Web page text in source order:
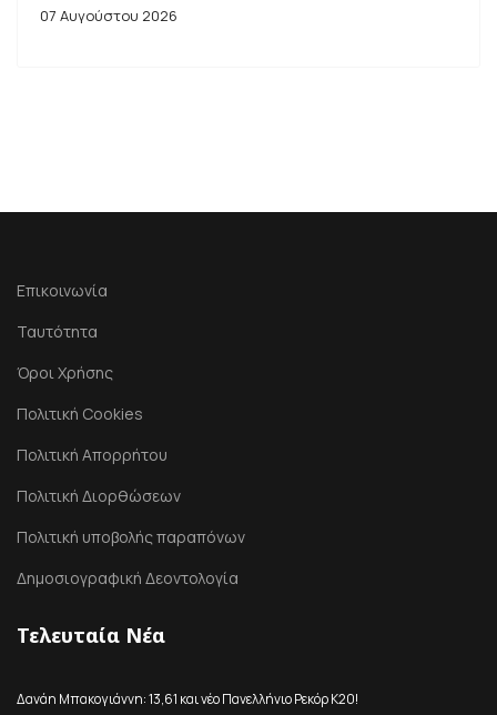
07 Αυγούστου 2026
Επικοινωνία
Ταυτότητα
Όροι Χρήσης
Πολιτική Cookies
Πολιτική Απορρήτου
Πολιτική Διορθώσεων
Πολιτική υποβολής παραπόνων
Δημοσιογραφική Δεοντολογία
Τελευταία Νέα
Δανάη Μπακογιάννη: 13,61 και νέο Πανελλήνιο Ρεκόρ Κ20!